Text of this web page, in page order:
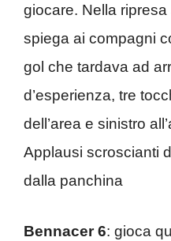
giocare. Nella
spiega ai compagni
gol che tardava ad
d’esperienza, tre
dell’area e sinistro
Applausi scroscianti
dalla panchina
Bennacer 6: gioca